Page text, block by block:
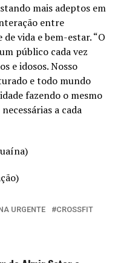
mais adeptos em
entre
vida e bem-estar. “O
público cada vez
e idosos. Nosso
e todo mundo
fazendo o mesmo
a cada
URGENTE
CROSSFIT